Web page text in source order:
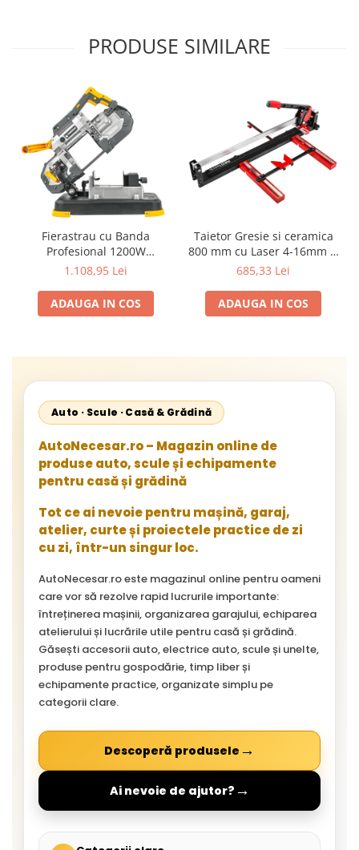
PRODUSE SIMILARE
Fierastrau cu Banda
Profesional 1200W
Powermat | Taiere Metal
1.108,95 Lei
ADAUGA IN COS
Taietor Gresie si ceramica
800 mm cu Laser 4-16mm și
suporturi extensibile – RED
900 kg, pentru plăci mari
685,33 Lei
ADAUGA IN COS
Auto · Scule · Casă & Grădină
AutoNecesar.ro – Magazin online de
produse auto, scule și echipamente
pentru casă și grădină
Tot ce ai nevoie pentru mașină, garaj,
atelier, curte și proiectele practice de zi
cu zi, într-un singur loc.
AutoNecesar.ro este magazinul online pentru oameni
care vor să rezolve rapid lucrurile importante:
întreținerea mașinii, organizarea garajului, echiparea
atelierului și lucrările utile pentru casă și grădină.
Găsești accesorii auto, electrice auto, scule și unelte,
produse pentru gospodărie, timp liber și
echipamente practice, organizate simplu pe
categorii clare.
Descoperă produsele →
Ai nevoie de ajutor? →